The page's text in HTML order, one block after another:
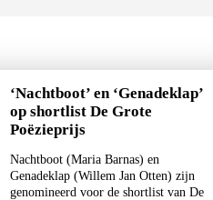
‘Nachtboot’ en ‘Genadeklap’
op shortlist De Grote
Poëzieprijs
Nachtboot (Maria Barnas) en
Genadeklap (Willem Jan Otten) zijn
genomineerd voor de shortlist van De